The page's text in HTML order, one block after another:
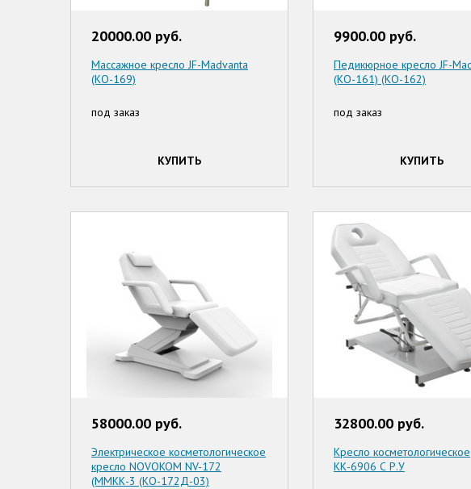
20000.00 руб.
Массажное кресло JF-Madvanta
(КО-169)
под заказ
КУПИТЬ
9900.00 руб.
Педикюрное кресло JF-
(КО-161) (КО-162)
под заказ
КУПИТЬ
58000.00 руб.
Электрическое косметологическое
кресло NOVOKOM NV-172
(ММКК-3 (КО-172Д-03)
32800.00 руб.
Кресло косметологическое
КК-6906 С Р.У